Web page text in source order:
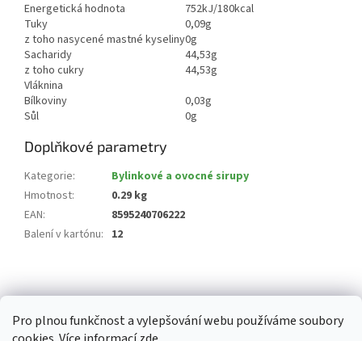
Pro plnou funkčnost a vylepšování webu používáme soubory
Energetická hodnota
752kJ/180kcal
Tuky
0,09g
z toho nasycené mastné kyseliny0g
Sacharidy
44,53g
z toho cukry
44,53g
Vláknina
Bílkoviny
0,03g
Sůl
0g
Doplňkové parametry
Kategorie:
Bylinkové a ovocné sirupy
Hmotnost:
0.29 kg
EAN:
8595240706222
Balení v kartónu: 12
á